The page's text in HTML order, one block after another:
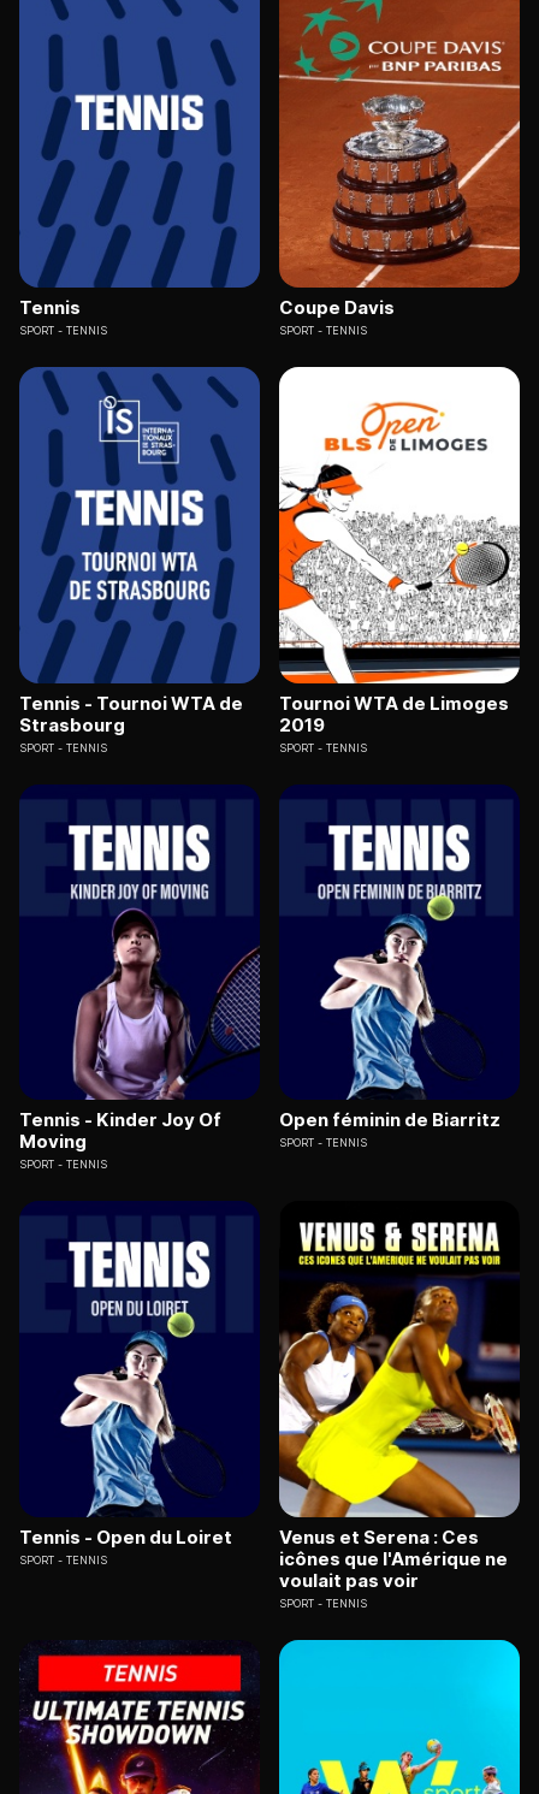
Tennis
SPORT TENNIS
Coupe Davis
SPORT TENNIS
Tennis - Tournoi WTA de
Strasbourg
SPORT TENNIS
Tournoi WTA de Limoges
2019
SPORT TENNIS
Tennis - Kinder Joy Of
Moving
SPORT TENNIS
Open féminin de Biarritz
SPORT TENNIS
Tennis - Open du Loiret
SPORT TENNIS
Venus et Serena : Ces
icônes que l'Amérique ne
voulait pas voir
SPORT TENNIS